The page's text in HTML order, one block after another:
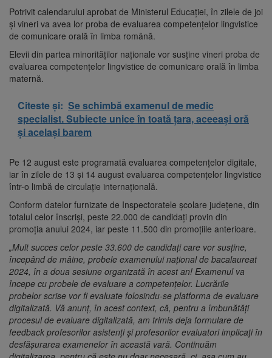
Potrivit calendarului aprobat de Ministerul Educaţiei, în zilele de joi
şi vineri va avea lor proba de evaluarea competenţelor lingvistice
de comunicare orală în limba română.
Elevii din partea minorităţilor naţionale vor susţine vineri proba de
evaluarea competenţelor lingvistice de comunicare orală în limba
maternă.
Citeste și: Se schimbă examenul de medic
specialist. Subiecte unice în toată țara, aceeași oră
și același barem
Pe 12 august este programată evaluarea competenţelor digitale,
iar în zilele de 13 şi 14 august evaluarea competenţelor lingvistice
într-o limbă de circulaţie internaţională.
Conform datelor furnizate de Inspectoratele şcolare judeţene, din
totalul celor înscrişi, peste 22.000 de candidaţi provin din
promoţia anului 2024, iar peste 11.500 din promoţiile anterioare.
„Mult succes celor peste 33.600 de candidaţi care vor susține,
începând de mâine, probele examenului național de bacalaureat
2024, în a doua sesiune organizată în acest an! Examenul va
începe cu probele de evaluare a competențelor. Lucrările
probelor scrise vor fi evaluate folosindu-se platforma de evaluare
digitalizată. Vă anunț, în acest context, că, pentru a îmbunătăți
procesul de evaluare digitalizată, am trimis deja formulare de
feedback profesorilor asistenți și profesorilor evaluatori implicați în
desfășurarea examenelor în această vară. Continuăm